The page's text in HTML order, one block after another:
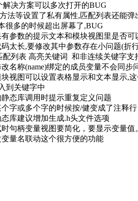
解决方案可以多次打开的BUG
法等设置了私有属性,匹配列表还能弹
很多的时候超出屏幕了,BUG
有参数的提示文本和模块视图里是否可
码太长,要修改其中参数存在小问题(折
配列表 高亮关键词 和非连续关键字支
改名称(name)绑定的成员变量不会同步
块视图可以设置表格显示和文本显示,
到关键字中
静态库调用时提示重复定义问题
个字或多个字的时候按/健变成了注释行
库建议增加生成.h头文件选项
句柄变量视图要简化，要显示变量
量名联动这个很方便的功能